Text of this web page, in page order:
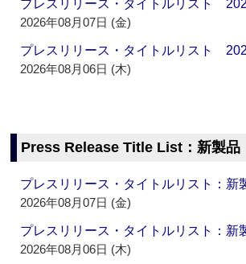
プレスリリース・タイトルリスト
2026年08月07日 (金)
プレスリリース・タイトルリスト
2026年08月06日 (木)
Press Release Title List：新製品
プレスリリース・タイトルリスト：
2026年08月07日 (金)
プレスリリース・タイトルリスト：
2026年08月06日 (木)